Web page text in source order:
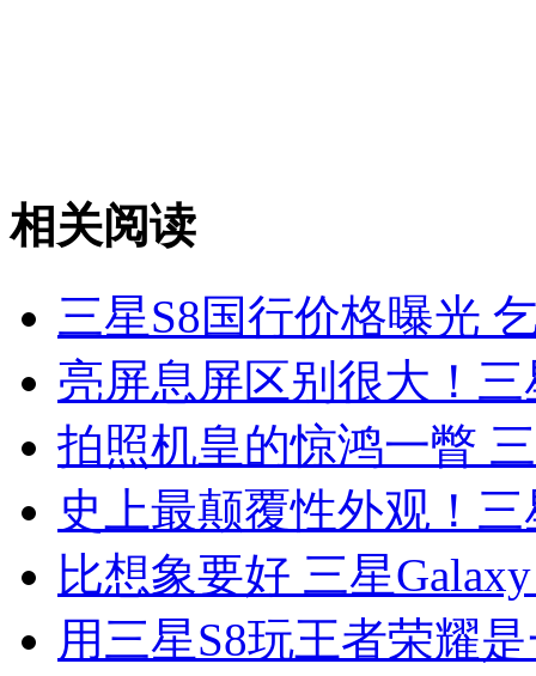
相关阅读
三星S8国行价格曝光
亮屏息屏区别很大！
拍照机皇的惊鸿一瞥
史上最颠覆性外观！
比想象要好 三星
用三星S8玩王者荣耀